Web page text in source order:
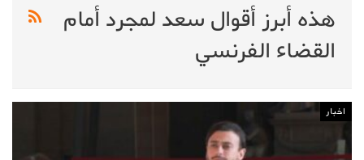
هذه أبرز أقوال سعد لمجرد أمام
القضاء الفرنسي
اخبار